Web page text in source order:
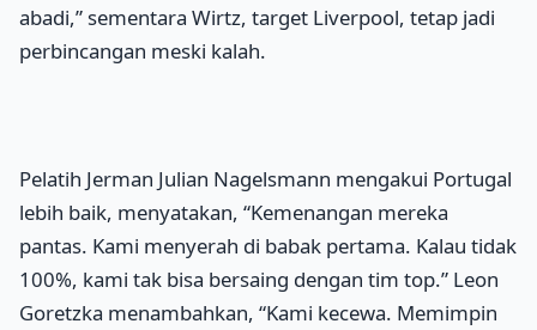
abadi,” sementara Wirtz, target Liverpool, tetap jadi
perbincangan meski kalah.
Pelatih Jerman Julian Nagelsmann mengakui Portugal
lebih baik, menyatakan, “Kemenangan mereka
pantas. Kami menyerah di babak pertama. Kalau tidak
100%, kami tak bisa bersaing dengan tim top.” Leon
Goretzka menambahkan, “Kami kecewa. Memimpin